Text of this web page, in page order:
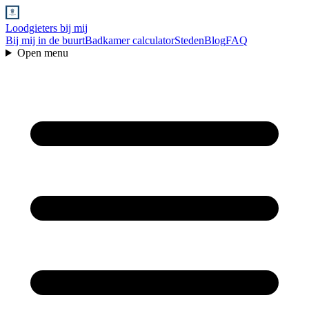
Loodgieters bij mij
Bij mij in de buurtBadkamer calculatorStedenBlogFAQ
Open menu